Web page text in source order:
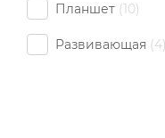
Планшет 10
Развивающая 4